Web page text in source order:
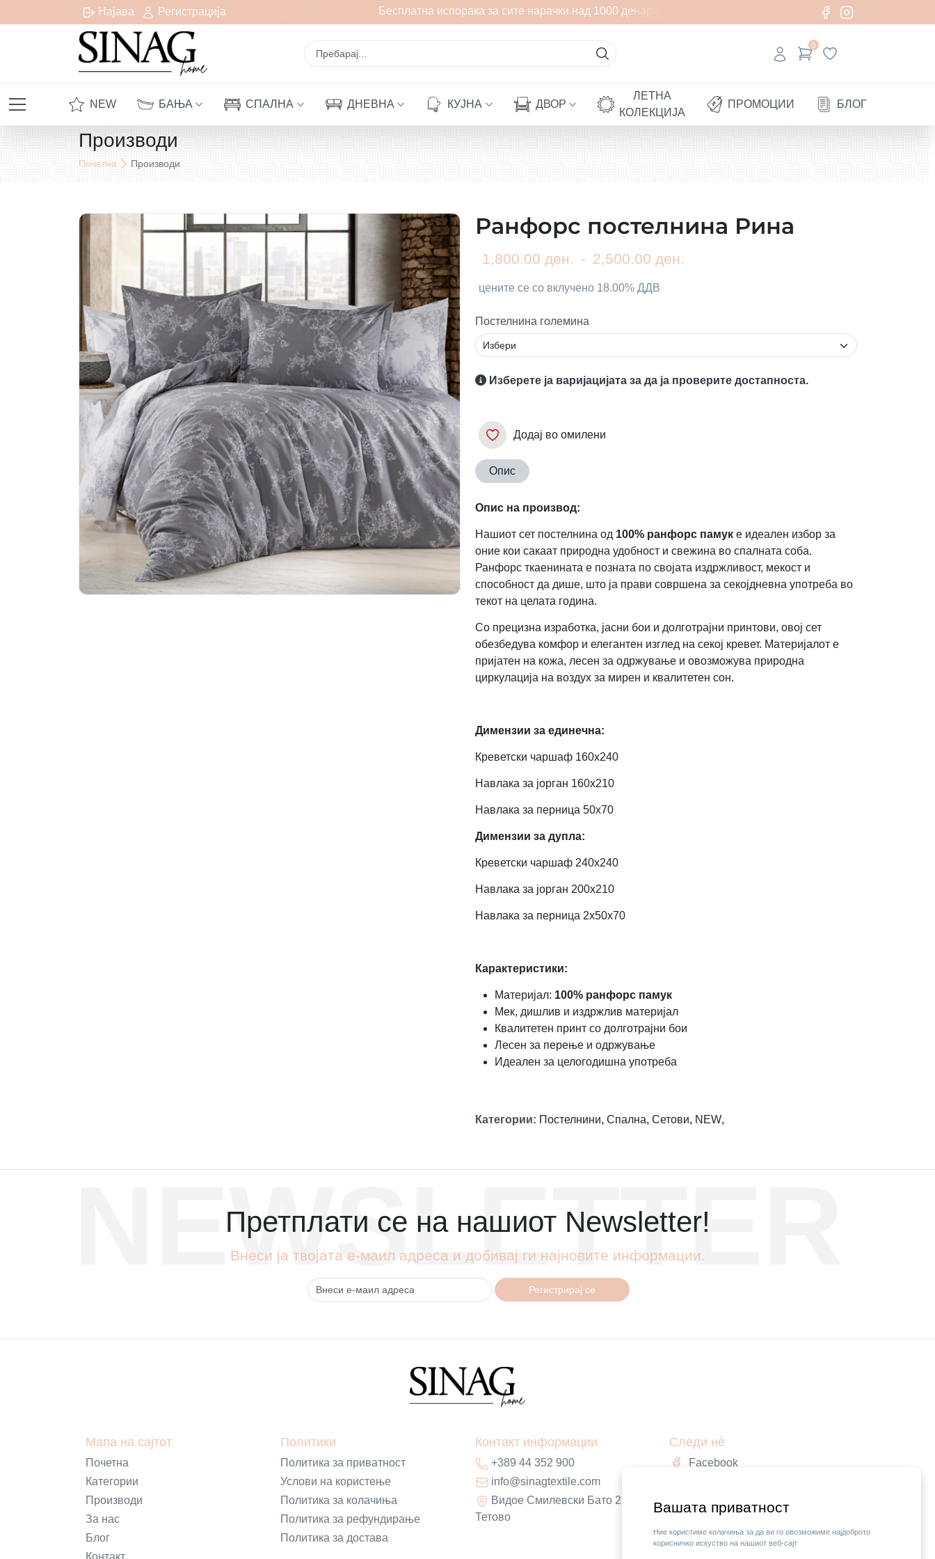
Вашата приватност
Ние користиме колачиња за да ви го овозможиме најдоброто
корисничко искуство на нашиот веб-сајт
Најава Регистрација
испорака за сите нарачки над 1000 денари Бесплатна испорака за сите нарачки над 1000 денари
0
NEW БАЊА СПАЛНА ДНЕВНА КУЈНА ДВОР
ЛЕТНА
КОЛЕКЦИЈА
ПРОМОЦИИ БЛОГ
Производи
Почетна Производи
Ранфорс постелнина Рина
1,800.00 ден. - 2,500.00 ден.
цените се со вклучено 18.00% ДДВ
Постелнина големина
Изберете ја варијацијата за да ја проверите достапноста.
Додај во омилени
Опис
Опис на производ:
Нашиот сет постелнина од 100% ранфорс памуке идеален избор за
оние кои сакаат природна удобност и свежина во спалната соба.
Ранфорс ткаенината е позната по својата издржливост, мекост и
способност да дише, што ја прави совршена за секојдневна употреба во
текот на целата година.
Со прецизна изработка, јасни бои и долготрајни принтови, овој сет
обезбедува комфор и елегантен изглед на секој кревет. Материјалот е
пријатен на кожа, лесен за одржување и овозможува природна
циркулација на воздух за мирен и квалитетен сон.
Димензии за единечна:
Креветски чаршаф 160х240
Навлака за јорган 160х210
Навлака за перница 50х70
Димензии за дупла:
Креветски чаршаф 240х240
Навлака за јорган 200х210
Навлака за перница 2x50х70
Карактеристики:
Материјал: 100% ранфорс памук
Мек, дишлив и издржлив материјал
Квалитетен принт со долготрајни бои
Лесен за перење и одржување
Идеален за целогодишна употреба
Категории: Постелнини, Спална, Сетови, NEW,
NEWSLETTER
Претплати се на нашиот Newsletter!
Внеси ја твојата е-маил адреса и добивај ги најновите информации.
Регистрирај се
Мапа на сајтот
Почетна
Категории
Производи
За нас
Блог
Контакт
Политики
Политика за приватност
Услови на користење
Политика за колачиња
Политика за рефундирање
Политика за достава
Контакт информации
+389 44 352 900
info@sinagtextile.com
Видое Смилевски Бато 2,
Тетово
Следи нè
Facebook